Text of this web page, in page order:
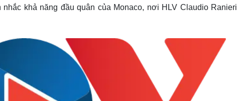
Hậu trường
Thời trang
Sao Việt
Săn Tour
check-in
khả năng đầu quân của Monaco, nơi HLV Claudio Ranieri